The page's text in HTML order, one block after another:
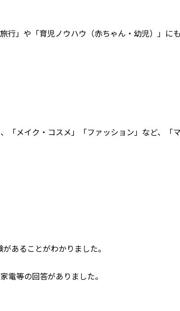
行」や「育児ノウハウ（赤ちゃん・幼児）」に
「メイク・コスメ」「ファッション」など、「
あることがわかりました。
電等の回答がありました。